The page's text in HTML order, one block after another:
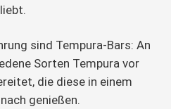
sind Tempura-Bars: An
Sorten Tempura vor
die diese in einem
genießen.